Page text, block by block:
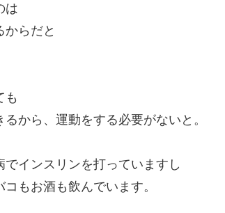
は
からだと
も
から、運動をする必要がないと。
インスリンを打っていますし
もお酒も飲んでいます。